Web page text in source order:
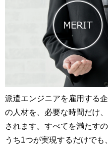
派遣エンジニアを雇用する
の人材を、必要な時間だけ
されます。すべてを満たす
うち1つが実現するだけで